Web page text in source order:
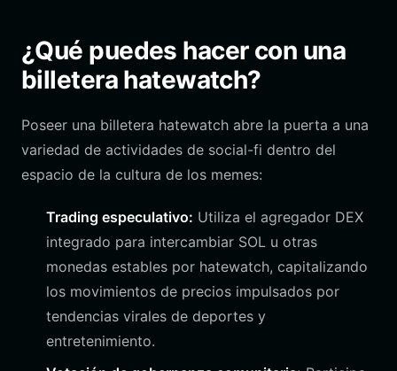
¿Qué puedes hacer con una
billetera hatewatch?
Poseer una billetera hatewatch abre la puerta a una
variedad de actividades de social-fi dentro del
espacio de la cultura de los memes:
Trading especulativo: Utiliza el agregador DEX
integrado para intercambiar SOL u otras
monedas estables por hatewatch, capitalizando
los movimientos de precios impulsados por
tendencias virales de deportes y
entretenimiento.